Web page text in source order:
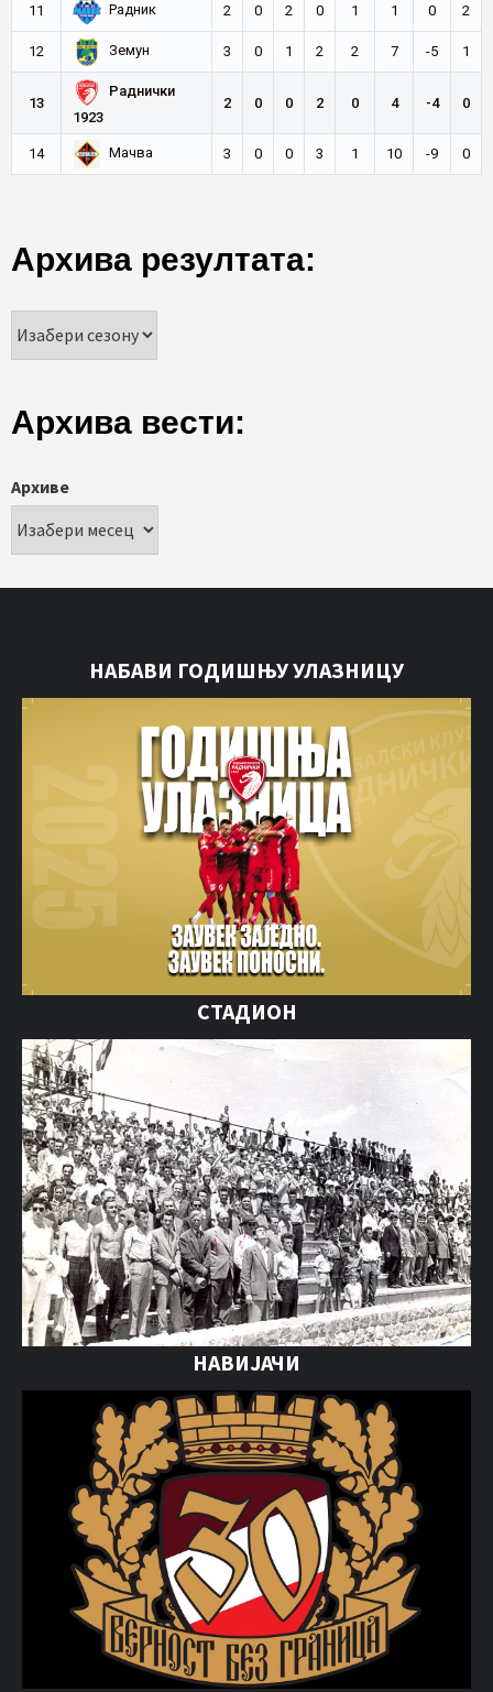
11 Радник 2 0 2 0 1 1 0 2
12 Земун 3 0 1 2 2 7 -5 1
13
Раднички
1923
2 0 0 2 0 4 -4 0
14 Мачва 3 0 0 3 1 10 -9 0
Архива резултата:
Архива вести:
Архиве
НАБАВИ ГОДИШЊУ УЛАЗНИЦУ
СТАДИОН
НАВИЈАЧИ